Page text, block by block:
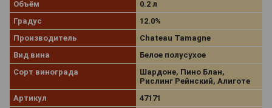
Объём
0.2 л
Градус
12.0%
Производитель
Chateau Tamagne
Вид вина
Белое полусухое
Сорт винограда
Шардоне, Пино Блан,
Рислинг Рейнский, Алиготе
Артикул
47171